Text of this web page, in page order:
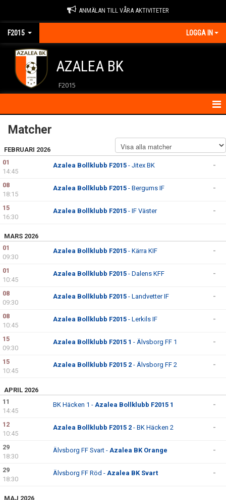
ANMÄLAN TILL VÅRA AKTIVITETER
F2015 LOGGA IN
AZALEA BK
F2015
HEM
KALENDER
KONTAKT
MATCHER
NYHETER
Matcher
FEBRUARI 2026
01
14:45
Azalea Bollklubb F2015 - Jitex BK -
08
18:15
Azalea Bollklubb F2015 - Bergums IF -
15
16:30
Azalea Bollklubb F2015 - IF Väster -
MARS 2026
01
09:30
Azalea Bollklubb F2015 - Kärra KIF -
01
10:45
Azalea Bollklubb F2015 - Dalens KFF -
08
09:30
Azalea Bollklubb F2015 - Landvetter IF -
08
10:45
Azalea Bollklubb F2015 - Lerkils IF -
15
09:30
Azalea Bollklubb F2015 1 - Älvsborg FF 1 -
15
10:45
Azalea Bollklubb F2015 2 - Älvsborg FF 2 -
APRIL 2026
11
14:45
BK Häcken 1 - Azalea Bollklubb F2015 1 -
12
10:45
Azalea Bollklubb F2015 2 - BK Häcken 2 -
29
18:30
Älvsborg FF Svart - Azalea BK Orange -
29
18:30
Älvsborg FF Röd - Azalea BK Svart -
MAJ 2026